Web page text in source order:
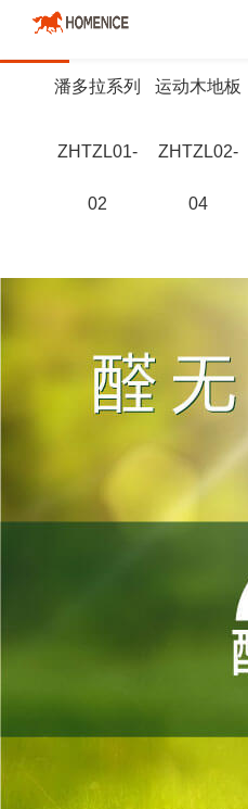
明星产品 地板
潘多拉系列 运动木地板
ZHTZL01-
02
ZHTZL02-
04